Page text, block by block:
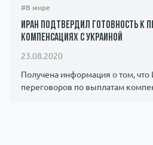
#В мире
Иран подтвердил готовность к
компенсациях с Украиной
23.08.2020
Получена информация о том, что
переговоров по выплатам